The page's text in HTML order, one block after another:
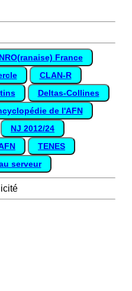
France
CLAN-R
Deltas-Collines
de l'AFN
NJ 2012/24
TENES
serveur